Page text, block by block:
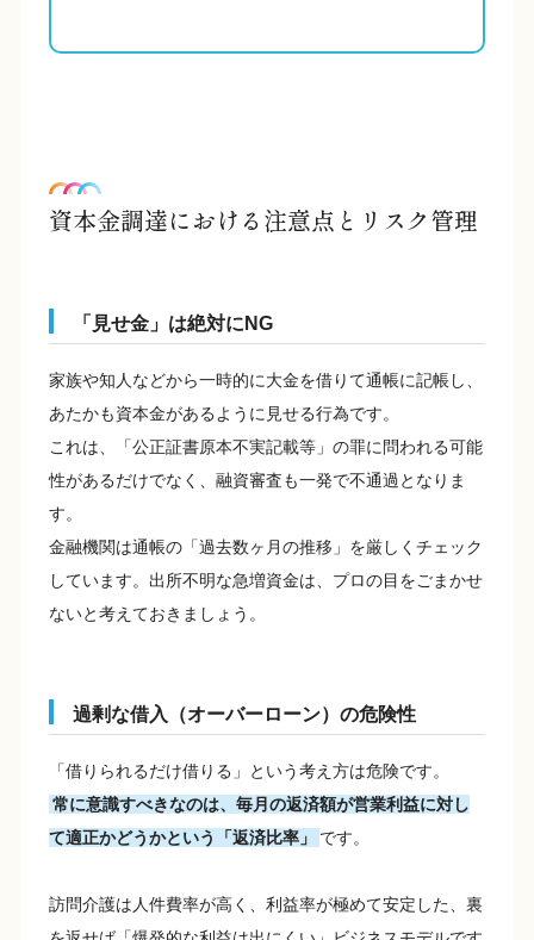
資本金調達における注意点とリスク管理
「見せ金」は絶対にNG
家族や知人などから一時的に大金を借りて通帳に記帳し、
あたかも資本金があるように見せる行為です。
これは、「公正証書原本不実記載等」の罪に問われる可能
性があるだけでなく、融資審査も一発で不通過となりま
す。
金融機関は通帳の「過去数ヶ月の推移」を厳しくチェック
しています。出所不明な急増資金は、プロの目をごまかせ
ないと考えておきましょう。
過剰な借入（オーバーローン）の危険性
「借りられるだけ借りる」という考え方は危険です。
常に意識すべきなのは、毎月の返済額が営業利益に対し
て適正かどうかという「返済比率」
です。
訪問介護は人件費率が高く、利益率が極めて安定した、裏